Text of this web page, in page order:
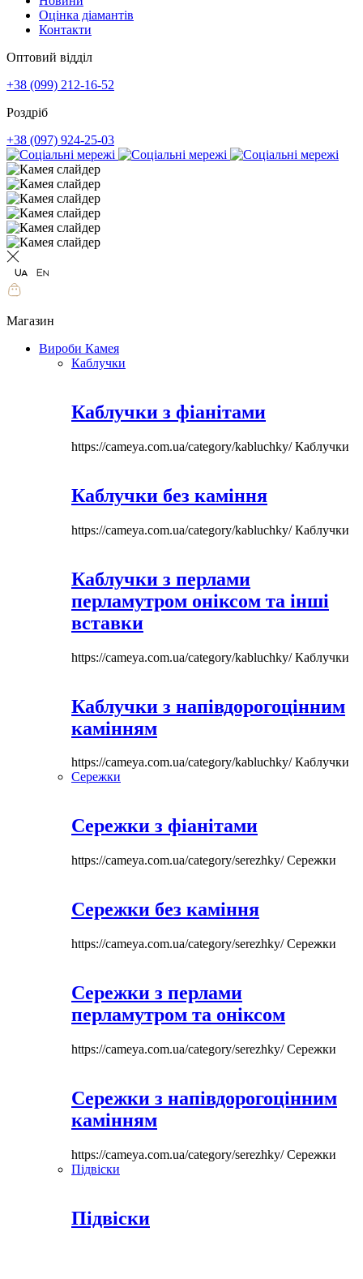
Оцінка діамантів
Контакти
Оптовий відділ
+38 (099) 212-16-52
Роздріб
+38 (097) 924-25-03
Магазин
Вироби Камея
Каблучки
Каблучки з фіанітами
https://cameya.com.ua/category/kabluchky/Каблучки
Каблучки без каміння
https://cameya.com.ua/category/kabluchky/Каблучки
Каблучки з перлами
перламутром оніксом та інші
вставки
https://cameya.com.ua/category/kabluchky/Каблучки
Каблучки з напівдорогоцінним
камінням
https://cameya.com.ua/category/kabluchky/Каблучки
Сережки
Сережки з фіанітами
https://cameya.com.ua/category/serezhky/Сережки
Сережки без каміння
https://cameya.com.ua/category/serezhky/Сережки
Сережки з перлами
перламутром та оніксом
https://cameya.com.ua/category/serezhky/Сережки
Сережки з напівдорогоцінним
камінням
https://cameya.com.ua/category/serezhky/Сережки
Підвіски
Підвіски